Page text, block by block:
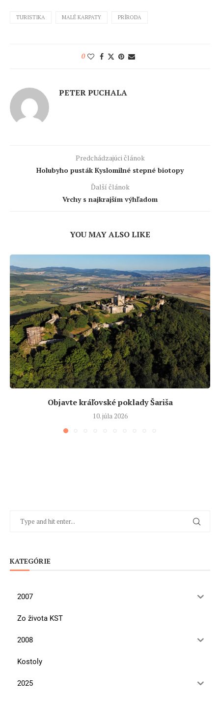
TURISTIKA MALÉ KARPATY PRÍRODA
0
PETER PUCHALA
Predchádzajúci článok
Holubyho pusták Kyslomilné stepné biotopy
Ďalší článok
Vrchy s najkrajším výhľadom
YOU MAY ALSO LIKE
Objavte kráľovské poklady Šariša
10. júla 2026
KATEGÓRIE
2007
Zo života KST
2008
Kostoly
2025